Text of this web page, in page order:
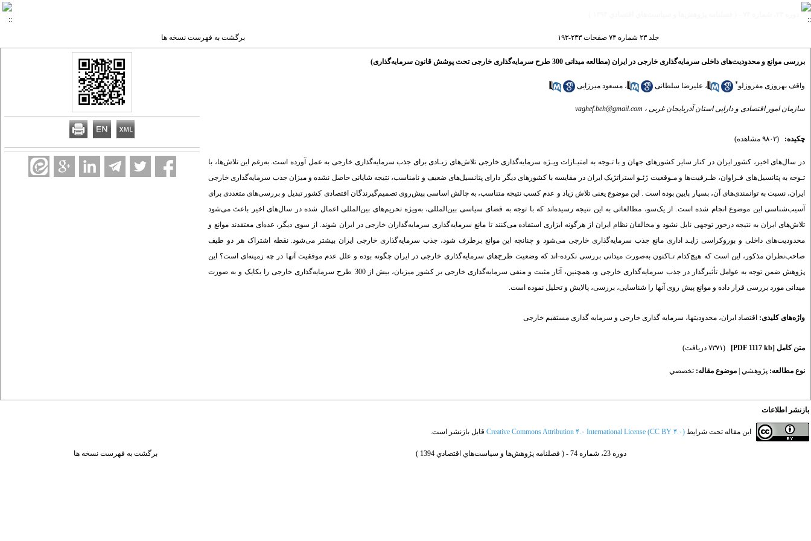
جلد ۲۳ شماره ۷۴ صفحات ۲۳۳-۱۹۳ برگشت به فهرست نسخه ها
بررسی موانع و محدودیت‌های داخلی سرمایه‌گذاری خارجی در ایران (مطالعه میدانی 300 طرح سرمایه‌گذاری خارجی تحت پوشش قانون سرمایه‌گذاری)
واقف بهروزی مفروزلو* ، علیرضا سلطانی ، مسعود میرزایی
سازمان امور اقتصادی و دارایی استان آذربایجان غربی ، vaghef.beh@gmail.com
چکیده: (۹۸۰۲ مشاهده)
در سال‌های اخیر، کشور ایران در کنار سایر کشورهای جهان و با تـوجه به امتیـازات ویـژه سرمایه‌گذاری خارجی تلاش‌های زیـادی برای جذب سرمایه‌گذاری خارجی به عمل آورده است. به‌رغم این تلاش‌ها، با
تـوجه به پتانسیل‌های فـراوان، ظـرفیت‌ها و مـوقعیت ژئـو استراتژیک ایران در مقایسه با کشورهای دیگر دارای پتانسیل‌های ضعیف و نامناسب، نتیجه شایانی حاصل نشده و میزان جذب سرمایه‌گذاری خارجی
ایران، نسبت به توانمندی‌های آن، بسیار پایین بوده است . این موضوع یعنی تلاش زیاد و عدم کسب نتیجه متناسب، به چالش اساسی پیش‌روی تصمیم‌گیرندگان اقتصادی کشور تبدیل و بررسی‌های متعددی برای
آسیب‌شناسی این موضوع انجام شده است. از یک‌سو، مطالعاتی به این نتیجه رسیده‌اند که با توجه به فضای سیاسی بین‌المللی، به‌ویژه تحریم‌های بین‌المللی اعمال شده در سال‌های اخیر باعث می‌شود
تلاش‌های ایران به نتیجه درخور توجهی نایل نشود و مخالفان نظام ایران از هرگونه ابزاری استفاده می‌کنند تا مانع سرمایه‌گذاری سرمایه‌گذاران خارجی در ایران شوند. از سوی دیگر، عده‌ای معتقدند موانع و
محدودیت‌های داخلی و بوروکراسی زایـد اداری مانع جذب سرمایه‌گذاری خارجی می‌شود و چنانچه این موانع برطرف شود، جذب سرمایه‌گذاری خارجی ایران بیشتر می‌شود. نقطه اشتراک هر دو طیف
صاحب‌نظران مذکور، این است که هیچ‌کدام تـاکنون به‌صورت میدانی بررسی نکرده-اند که وضعیت طرح‌های سرمایه‌گذاری خارجی در ایران چگونه بوده و علل عدم موفقیت آنها در چه زمینه‌ای است؟ این
پژوهش ضمن توجه به عوامل تأثیرگذار در جذب سرمایه‌گذاری خارجی و، همچنین، آثار مثبت و منفی سرمایه‌گذاری خارجی بر کشور میزبان، بیش از 300 طرح سرمایه‌گذاری خارجی را یکایک و به صورت
میدانی مورد بررسی قرار داده و موانع پیش روی آنها را شناسایی، بررسی، پالایش و تحلیل نموده است.
واژه‌های کلیدی: اقتصاد ایران، محدودیتها، سرمایه گذاری خارجی و سرمایه گذاری مستقیم خارجی
متن کامل [PDF 1117 kb] (۷۳۷۱ دریافت)
نوع مطالعه: پژوهشي موضوع مقاله: تخصصي
بازنشر اطلاعات
این مقاله تحت شرایط Creative Commons Attribution ۴.۰ International License (CC BY ۴.۰) قابل بازنشر است.
دوره 23، شماره 74 - ( فصلنامه پژوهش‌ها و سياست‌هاي اقتصادي 1394 ) برگشت به فهرست نسخه ها